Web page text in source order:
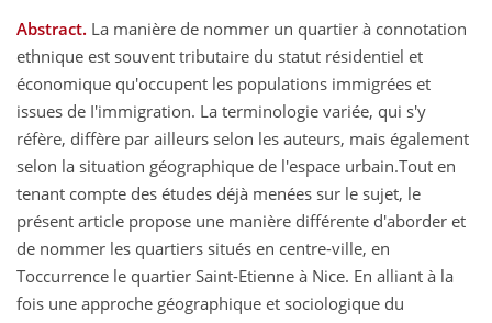
Abstract. La manière de nommer un quartier à connotation
ethnique est souvent tributaire du statut résidentiel et
économique qu'occupent les populations immigrées et
issues de I'immigration. La terminologie variée, qui s'y
réfère, diffère par ailleurs selon les auteurs, mais également
selon la situation géographique de l'espace urbain.Tout en
tenant compte des études déjà menées sur le sujet, le
présent article propose une manière différente d'aborder et
de nommer les quartiers situés en centre-ville, en
Toccurrence le quartier Saint-Etienne à Nice. En alliant à la
fois une approche géographique et sociologique du